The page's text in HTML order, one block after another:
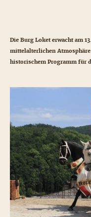
Die Burg Loket erwacht am
mittelalterlichen
historischem Programm für